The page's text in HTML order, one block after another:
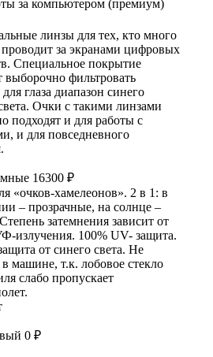
за компьютером (премиум)
линзы для тех, кто много
за экранами цифровых
Специальное покрытие
выборочно фильтровать
глаза диапазон синего
Очки с такими линзами
подходят и для работы с
и для повседневного
16300 ₽
«очков-хамелеонов». 2 в 1: в
– прозрачные, на солнце –
затемнения зависит от
излучения. 100% UV- защита.
от синего света. Не
машине, т.к. лобовое стекло
слабо пропускает
0 ₽